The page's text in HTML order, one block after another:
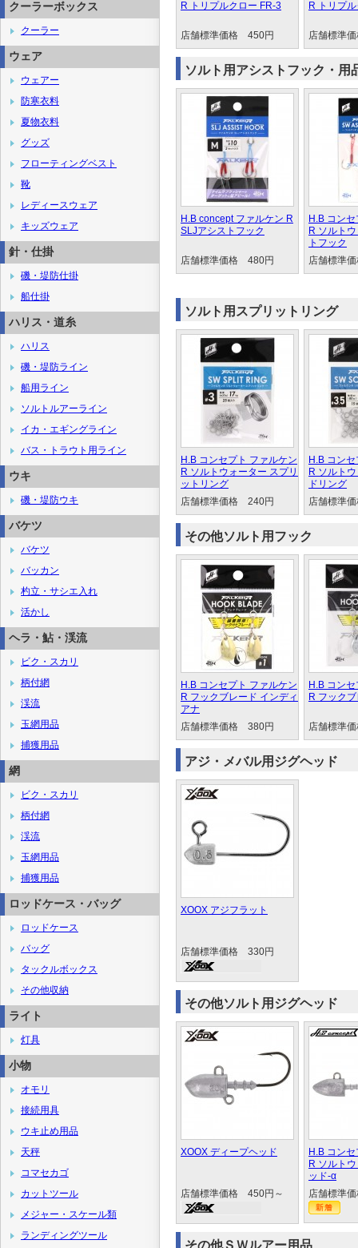
R トリプルクロー FR-3
店舗標準価格 450円
R トリプ
店舗標準
ソルト用アシストフック・用
H.B concept ファルケン R
SLJアシストフック
店舗標準価格 480円
H.B コン
R ソルト
トフック
店舗標準
ソルト用スプリットリング
H.B コンセプト ファルケン
R ソルトウォーター スプリ
ットリング
店舗標準価格 240円
H.B コン
R ソルト
ドリング
店舗標準
その他ソルト用フック
H.B コンセプト ファルケン
R フックブレード インディ
アナ
店舗標準価格 380円
H.B コン
R フック
店舗標準
アジ・メバル用ジグヘッド
XOOX アジフラット
店舗標準価格 330円
その他ソルト用ジグヘッド
XOOX ディープヘッド
店舗標準価格 450円～
H.B コン
R ソルト
ッド-α
店舗標準
その他ＳＷルアー用品
クーラーボックス
クーラー
ウェア
ウェアー
防寒衣料
夏物衣料
グッズ
フローティングベスト
靴
レディースウェア
キッズウェア
針・仕掛
磯・堤防仕掛
船仕掛
ハリス・道糸
ハリス
磯・堤防ライン
船用ライン
ソルトルアーライン
イカ・エギングライン
バス・トラウト用ライン
ウキ
磯・堤防ウキ
バケツ
バケツ
バッカン
杓立・サシエ入れ
活かし
ヘラ・鮎・渓流
ビク・スカリ
柄付網
渓流
玉網用品
捕獲用品
網
ビク・スカリ
柄付網
渓流
玉網用品
捕獲用品
ロッドケース・バッグ
ロッドケース
バッグ
タックルボックス
その他収納
ライト
灯具
小物
オモリ
接続用具
ウキ止め用品
天秤
コマセカゴ
カットツール
メジャー・スケール類
ランディングツール